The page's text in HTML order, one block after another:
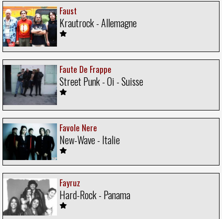
Faust
Krautrock - Allemagne
Faute De Frappe
Street Punk - Oi - Suisse
Favole Nere
New-Wave - Italie
Fayruz
Hard-Rock - Panama